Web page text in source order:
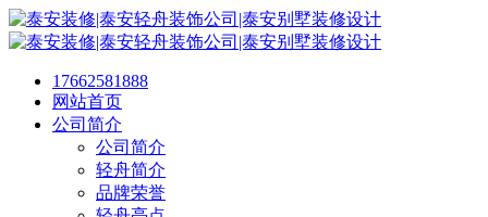
17662581888
网站首页
公司简介
公司简介
轻舟简介
品牌荣誉